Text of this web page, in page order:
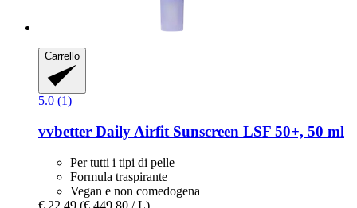
Carrello
5.0 (1)
vvbetter Daily Airfit Sunscreen LSF 50+, 50 ml
Per tutti i tipi di pelle
Formula traspirante
Vegan e non comedogena
€ 22,49 (€ 449,80 / L)